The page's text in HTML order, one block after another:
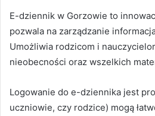
E-dziennik w Gorzowie to
pozwala na zarządzanie
Umożliwia rodzicom i
nieobecności oraz wszelkich
Logowanie do e-dziennika jest
uczniowie, czy rodzice) mogą